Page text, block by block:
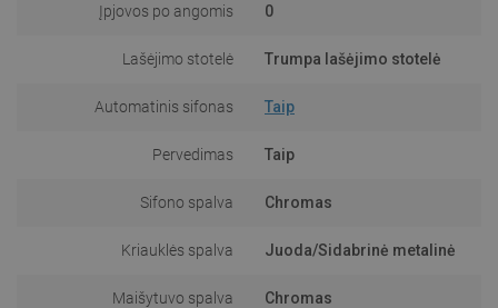
Įpjovos po angomis 0
Lašėjimo stotelė Trumpa lašėjimo stotelė
Automatinis sifonas Taip
Pervedimas Taip
Sifono spalva Chromas
Kriauklės spalva Juoda/Sidabrinė metalinė
Maišytuvo spalva Chromas